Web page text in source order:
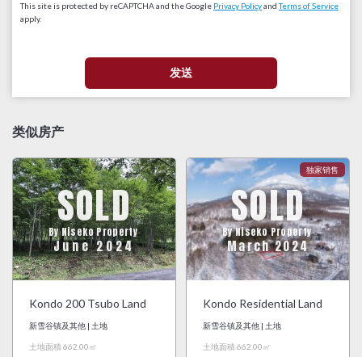
This site is protected by reCAPTCHA and the Google Privacy PolicyandTerms of Service
apply.
类似房产
SOLD
By Niseko Property
June 2024
Kondo 200 Tsubo Land
新雪谷镇及其他 | 土地
土地面積 662.00㎡
SOLD
By Niseko Property
March 2024
Kondo Residential Land
新雪谷镇及其他 | 土地
土地面積 662.00㎡